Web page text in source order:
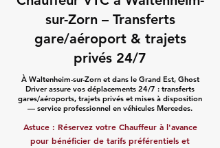
sur-Zorn – Transferts
gare/aéroport & trajets
privés 24/7
À Waltenheim-sur-Zorn et dans le Grand Est, Ghost
Driver assure vos déplacements 24/7 : transferts
gares/aéroports, trajets privés et mises à disposition
— service professionnel en véhicules Mercedes.
Astuce : Réservez votre Chauffeur à l'avance
pour bénéficier de tarifs préférentiels et